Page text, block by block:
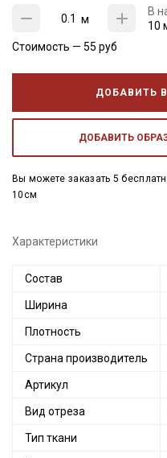
м
В
10
Стоимость — 55 руб
ДОБАВИТЬ
ДОБАВИТЬ
Вы можете заказать 5
10см
Характеристики
Состав
Ширина
Плотность
Страна производитель
Артикул
Вид отреза
Тип ткани